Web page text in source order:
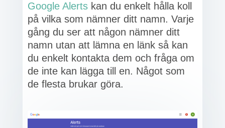
Google Alertskan du enkelt hålla koll
på vilka som nämner ditt namn. Varje
gång du ser att någon nämner ditt
namn utan att lämna en länk så kan
du enkelt kontakta dem och fråga om
de inte kan lägga till en. Något som
de flesta brukar göra.